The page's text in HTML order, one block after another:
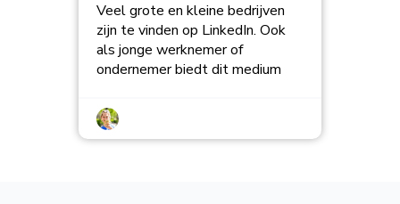
Veel grote en kleine bedrijven
zijn te vinden op LinkedIn. Ook
als jonge werknemer of
ondernemer biedt dit medium